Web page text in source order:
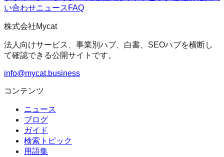
い合わせニュース FAQ
株式会社Mycat
法人向けサービス、事業別ハブ、白書、SEOハブを横断し
て確認できる公開サイトです。
info@mycat.business
コンテンツ
ニュース
ブログ
ガイド
検索トピック
用語集